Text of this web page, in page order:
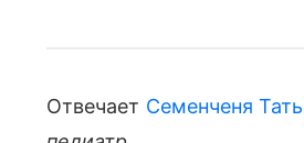
Отвечает Семенченя